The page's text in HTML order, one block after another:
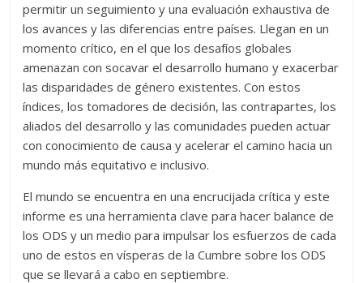
permitir un seguimiento y una evaluación exhaustiva de
los avances y las diferencias entre países. Llegan en un
momento crítico, en el que los desafíos globales
amenazan con socavar el desarrollo humano y exacerbar
las disparidades de género existentes. Con estos
índices, los tomadores de decisión, las contrapartes, los
aliados del desarrollo y las comunidades pueden actuar
con conocimiento de causa y acelerar el camino hacia un
mundo más equitativo e inclusivo.
El mundo se encuentra en una encrucijada crítica y este
informe es una herramienta clave para hacer balance de
los ODS y un medio para impulsar los esfuerzos de cada
uno de estos en vísperas de la Cumbre sobre los ODS
que se llevará a cabo en septiembre.